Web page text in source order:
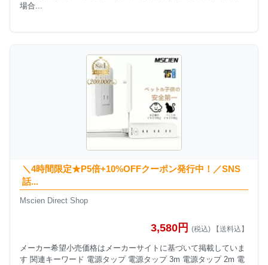
場合...
＼4時間限定★P5倍+10%OFFクーポン発行中！／SNS
話...
Mscien Direct Shop
3,580円 (税込) 【送料込】
メーカー希望小売価格はメーカーサイトに基づいて掲載していま
す 関連キーワード 電源タップ 電源タップ 3m 電源タップ 2m 電